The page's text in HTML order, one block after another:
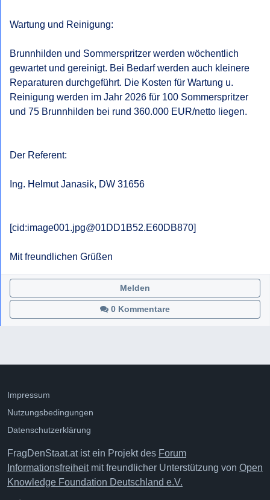
Wartung und Reinigung:
Brunnhilden und Sommerspritzer werden wöchentlich
gewartet und gereinigt. Bei Bedarf werden auch kleinere
Reparaturen durchgeführt. Die Kosten für Wartung u.
Reinigung werden im Jahr 2026 für 100 Sommerspritzer
und 75 Brunnhilden bei rund 360.000 EUR/netto liegen.
Der Referent:
Ing. Helmut Janasik, DW 31656
[cid:image001.jpg@01DD1B52.E60DB870]
Mit freundlichen Grüßen
0 Kommentare
Melden
Impressum
Nutzungsbedingungen
Datenschutzerklärung
FragDenStaat.at ist ein Projekt des Forum
Informationsfreiheitmit freundlicher Unterstützung von Open
Knowledge Foundation Deutschland e.V.